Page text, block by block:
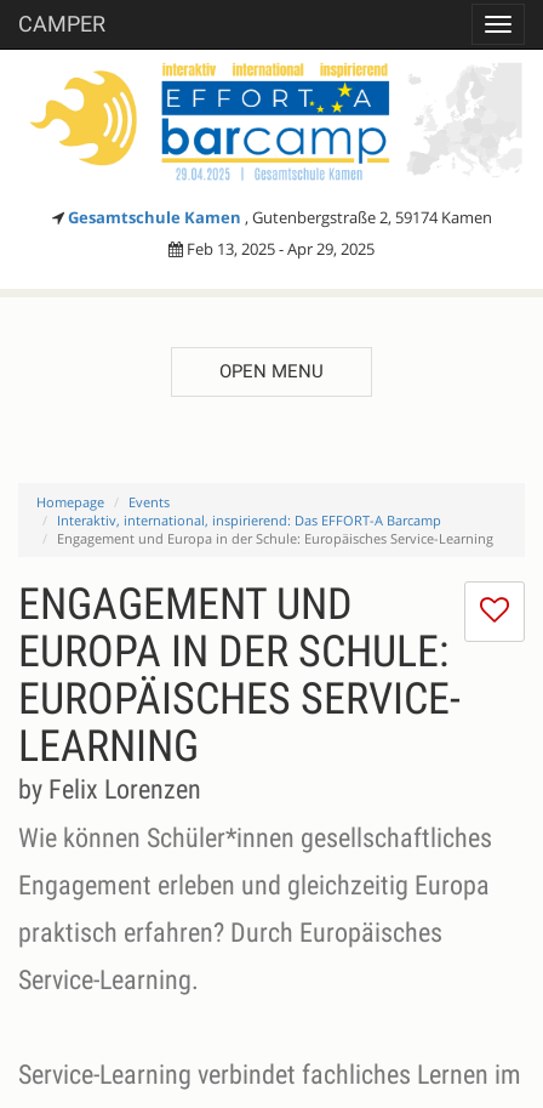
CAMPER
Gesamtschule Kamen , Gutenbergstraße 2, 59174 Kamen
Feb 13, 2025 - Apr 29, 2025
OPEN MENU
Homepage
Events
Interaktiv, international, inspirierend: Das EFFORT-A Barcamp
Engagement und Europa in der Schule: Europäisches Service-Learning
I
ENGAGEMENT UND
EUROPA IN DER SCHULE:
EUROPÄISCHES SERVICE-
LEARNING
by Felix Lorenzen
Wie können Schüler*innen gesellschaftliches
Engagement erleben und gleichzeitig Europa
praktisch erfahren? Durch Europäisches
Service-Learning.
Service-Learning verbindet fachliches Lernen im